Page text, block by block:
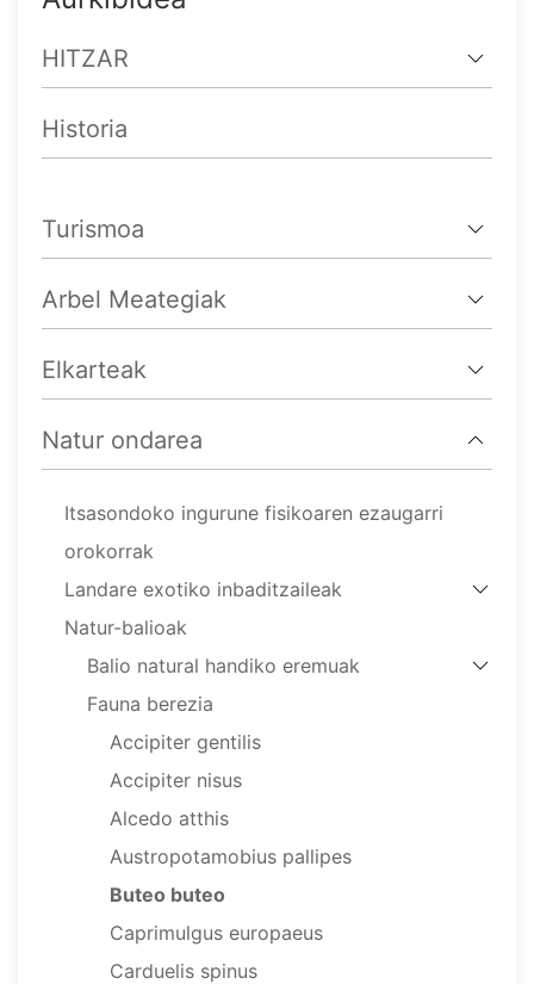
HITZAR
Historia
Turismoa
Arbel Meategiak
Elkarteak
Natur ondarea
Itsasondoko ingurune fisikoaren ezaugarri
orokorrak
Landare exotiko inbaditzaileak
Natur-balioak
Balio natural handiko eremuak
Fauna berezia
Accipiter gentilis
Accipiter nisus
Alcedo atthis
Austropotamobius pallipes
Buteo buteo
Caprimulgus europaeus
Carduelis spinus